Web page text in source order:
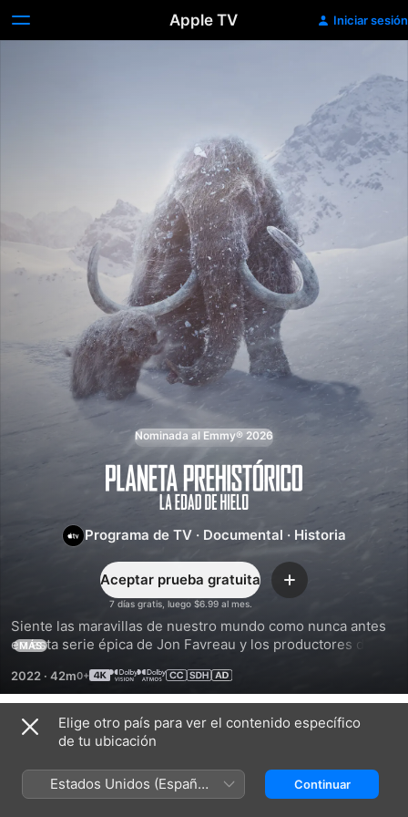
Apple TV Iniciar sesión
Nominada al Emmy® 2026
Planeta
prehistórico
Programa de TV · Documental · Historia
7 días gratis, luego $6.99 al mes.
Aceptar prueba gratuita Agregar
Siente las maravillas de nuestro mundo como nunca antes
en esta serie épica de Jon Favreau y los productores de
dinosaurios majestuosos y animales extraordinarios
rondaban la tierra, los mares y el cielo.
MÁS
2022 · 42m
Temporada 3
Elige otro país para ver el contenido específico
de tu ubicación
Estados Unidos (Español
México)
Continuar